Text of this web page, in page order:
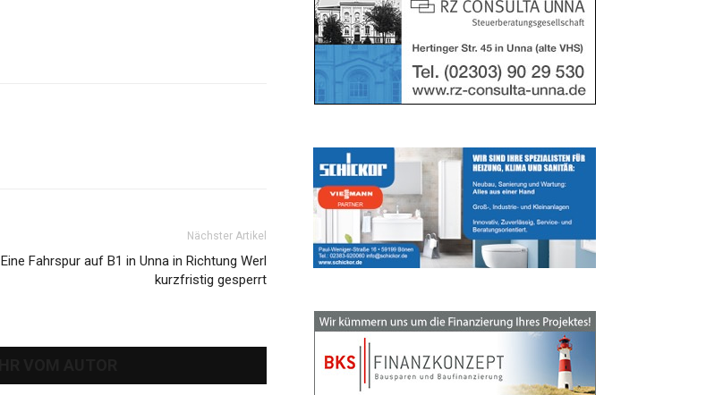
Nächster Artikel
Eine Fahrspur auf B1 in Unna in Richtung Werl
kurzfristig gesperrt